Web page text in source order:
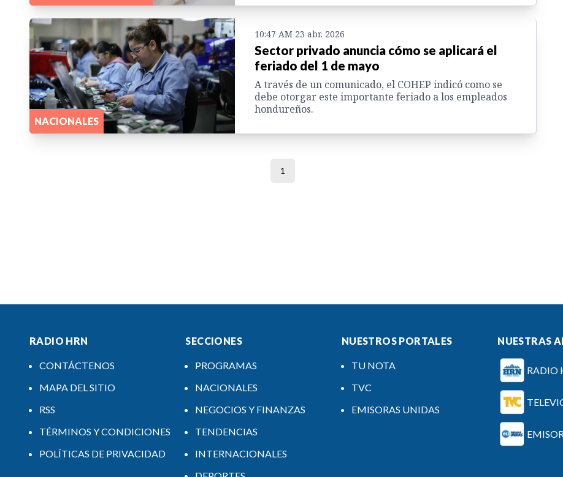
NACIONALES
10:47 AM 23 abr. 2026
Sector privado anuncia cómo se aplicará el
feriado del 1 de mayo
A través de un comunicado, el COHEP indicó como se
debe otorgar este importante feriado a los empleados
hondureños.
1
RADIO HRN
CONTÁCTENOS
MAPA DEL SITIO
RSS
TÉRMINOS Y CONDICIONES
POLÍTICAS DE PRIVACIDAD
SECCIONES
PROGRAMAS
NACIONALES
NEGOCIOS Y FINANZAS
TENDENCIAS
INTERNACIONALES
NUESTROS PORTALES
TU NOTA
TVC
EMISORAS UNIDAS
NUESTRAS
RADIO